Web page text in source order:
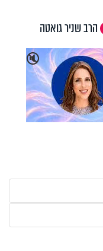
הרב שניר גואטה
🔇